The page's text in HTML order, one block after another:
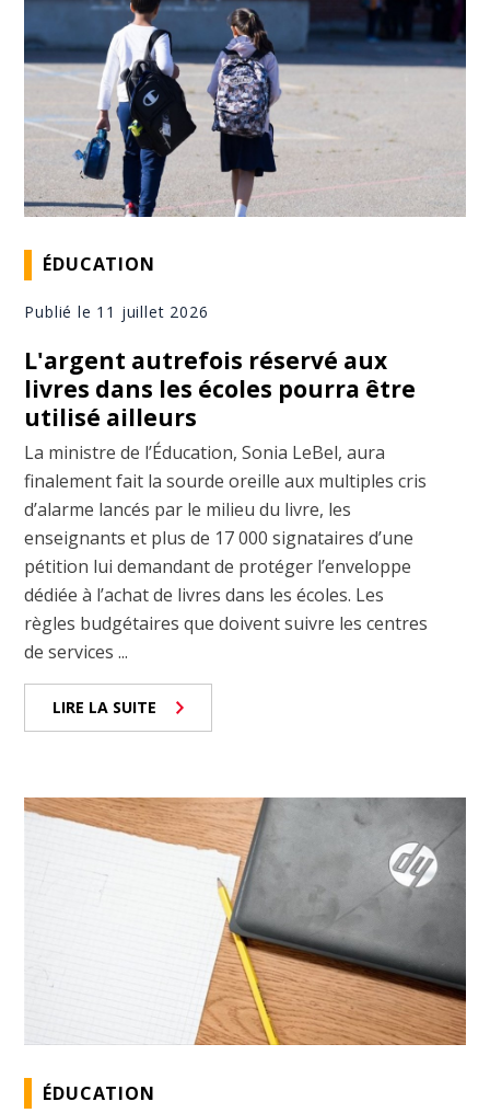
ÉDUCATION
Publié le 11 juillet 2026
L'argent autrefois réservé aux
livres dans les écoles pourra être
utilisé ailleurs
La ministre de l’Éducation, Sonia LeBel, aura
finalement fait la sourde oreille aux multiples cris
d’alarme lancés par le milieu du livre, les
enseignants et plus de 17 000 signataires d’une
pétition lui demandant de protéger l’enveloppe
dédiée à l’achat de livres dans les écoles. Les
règles budgétaires que doivent suivre les centres
de services ...
LIRE LA SUITE
ÉDUCATION